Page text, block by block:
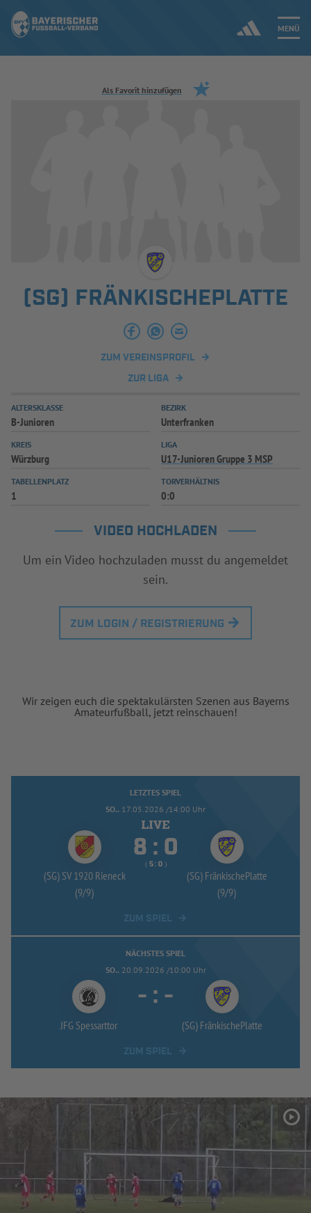
MENÜ
Jetzt einloggen
INFOTHEK SPIELPLUS
Als Favorit hinzufügen
(SG) FRÄNKISCHEPLATTE
ZUM VEREINSPROFIL
ZUR LIGA
ALTERSKLASSE
B-Junioren
BEZIRK
Unterfranken
KREIS
Würzburg
LIGA
U17-Junioren Gruppe 3 MSP
TABELLENPLATZ
1
TORVERHÄLTNIS
0:0
VIDEO HOCHLADEN
Um ein Video hochzuladen musst du angemeldet
sein.
ZUM LOGIN / REGISTRIERUNG
Wir zeigen euch die spektakulärsten Szenen aus Bayerns
Amateurfußball, jetzt reinschauen!
LETZTES SPIEL
SO.. 17.05.2026 /14:00 Uhr
(SG) SV 1920 Rieneck
(9/9)
 : 
( :  )
(SG) FränkischePlatte
(9/9)
NÄCHSTES SPIEL
SO.. 20.09.2026 /10:00 Uhr
JFG Spessarttor
- : -
(SG) FränkischePlatte